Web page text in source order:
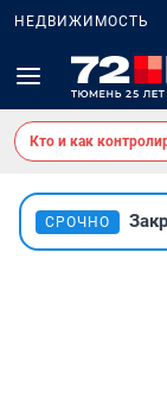
НЕДВИЖИМОСТЬ
Кто и как
СРОЧНО